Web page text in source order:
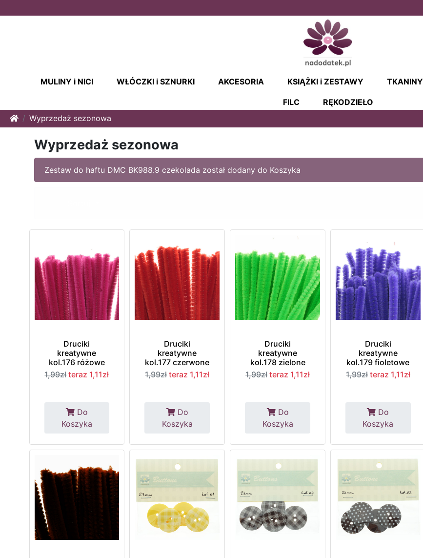
MULINY i NICI WŁÓCZKI i SZNURKI AKCESORIA KSIĄŻKI i ZESTAWY TKANINY
FILC
RĘKODZIEŁO
HomeWyprzedaż sezonowa
Wyprzedaż sezonowa
Zestaw do haftu DMC BK988.9 czekolada został dodany do Koszyka
Druciki
kreatywne
kol.176 różowe
1,99zł teraz 1,11zł
Do
Koszyka
Druciki
kreatywne
kol.177 czerwone
1,99zł teraz 1,11zł
Do
Koszyka
Druciki
kreatywne
kol.178 zielone
1,99zł teraz 1,11zł
Do
Koszyka
Druciki
kreatywne
kol.179 fioletowe
1,99zł teraz 1,11zł
Do
Koszyka